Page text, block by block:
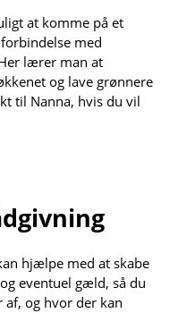
at komme på et
med
lærer man at
og lave grønnere
til Nanna, hvis du vil
hjælpe med at skabe
eventuel gæld, så du
af, og hvor der kan